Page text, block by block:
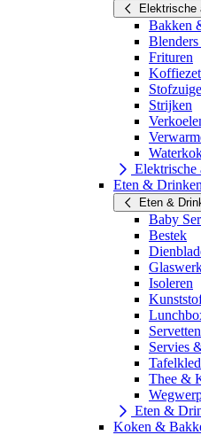
Elektrische
Bakken
Frituren
Strijken
Elektrische
Eten & Drinken
Eten &
Baby
Bestek
Isoleren
Servies
Thee &
Eten &
Koken &